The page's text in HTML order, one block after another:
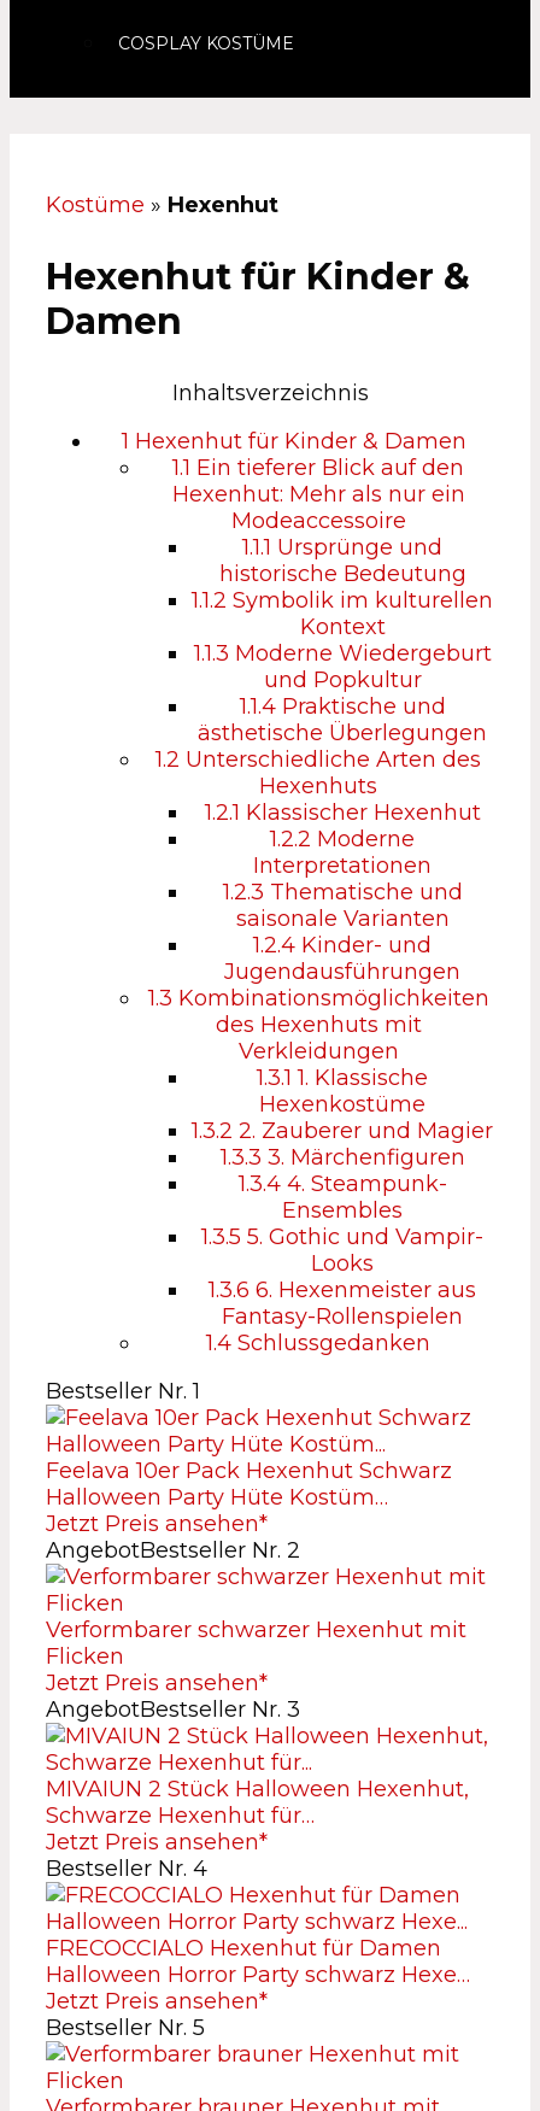
COSPLAY KOSTÜME
Kostüme » Hexenhut
Hexenhut für Kinder &
Damen
Inhaltsverzeichnis
1 Hexenhut für Kinder & Damen
1.1 Ein tieferer Blick auf den
Hexenhut: Mehr als nur ein
Modeaccessoire
1.1.1 Ursprünge und
historische Bedeutung
1.1.2 Symbolik im kulturellen
Kontext
1.1.3 Moderne Wiedergeburt
und Popkultur
1.1.4Praktische und
ästhetische Überlegungen
1.2 Unterschiedliche Arten des
Hexenhuts
1.2.1 Klassischer Hexenhut
1.2.2 Moderne
Interpretationen
1.2.3 Thematische und
saisonale Varianten
1.2.4 Kinder- und
Jugendausführungen
1.3 Kombinationsmöglichkeiten
des Hexenhuts mit
Verkleidungen
1.3.1 1. Klassische
Hexenkostüme
1.3.2 2. Zauberer und Magier
1.3.3 3. Märchenfiguren
1.3.44. Steampunk-
Ensembles
1.3.5 5. Gothic und Vampir-
Looks
1.3.6 6. Hexenmeister aus
Fantasy-Rollenspielen
1.4 Schlussgedanken
Bestseller Nr. 1
Feelava 10er Pack Hexenhut Schwarz
Halloween Party Hüte Kostüm…
Jetzt Preis ansehen*
AngebotBestseller Nr. 2
Verformbarer schwarzer Hexenhut mit
Flicken
Jetzt Preis ansehen*
AngebotBestseller Nr. 3
MIVAIUN 2 Stück Halloween Hexenhut,
Schwarze Hexenhut für…
Jetzt Preis ansehen*
Bestseller Nr. 4
FRECOCCIALO Hexenhut für Damen
Halloween Horror Party schwarz Hexe…
Jetzt Preis ansehen*
Bestseller Nr. 5